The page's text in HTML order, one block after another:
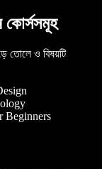
কোর্সসমূহ
তোলে ও বিষয়টি
Beginners